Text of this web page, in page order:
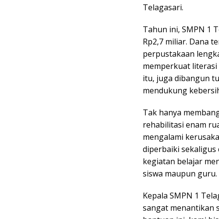
Telagasari.
Tahun ini, SMPN 1
Rp2,7 miliar. Dana
perpustakaan
memperkuat literasi
itu, juga dibangun
mendukung
Tak hanya
rehabilitasi enam
mengalami
diperbaiki sekaligus
kegiatan belajar
siswa maupun guru.
Kepala SMPN 1
sangat menantikan